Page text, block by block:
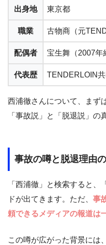
出身地 東京都
職業 古物商（元
配偶者 宝生舞（2007年
代表歴 TENDERLOIN共
西浦徹さんについて、まず
「事故説」と「脱退説」の
事故の噂と脱退理由
「西浦徹」と検索すると
ドが出てきます。ただ、 事
頼できるメディアの報道は
この噂が広がった背景には